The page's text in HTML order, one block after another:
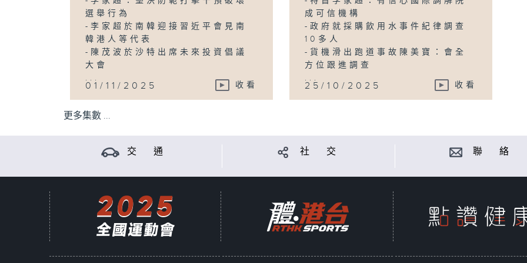
選舉行為
-李家超於南韓迎接習近平會見南
韓港人等代表
-陳茂波於沙特出席未來投資倡議
大會
...
01/11/2025 收看
成可信機構
-政府就採購飲用水事件紀律調查
10多人
-貨機滑出跑道事故陳美寶：會全
方位跟進調查
...
25/10/2025 收看
更多集數 ...
交 通 社 交 聯 絡